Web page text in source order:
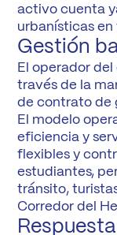
activo cuenta
urbanísticas en
Gestión
El operador
través de la
de contrato de
El modelo
eficiencia y
flexibles y
estudiantes,
tránsito,
Corredor del